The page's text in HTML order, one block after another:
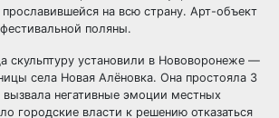
прославившейся на всю страну. Арт-объект
поляны.
скульптуру установили в Нововоронеже —
села Новая Алёновка. Она простояла 3
негативные эмоции местных
городские власти к решению отказаться